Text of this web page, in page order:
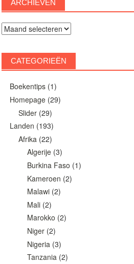
ARCHIEVEN
Archieven
CATEGORIEËN
Boekentips (1)
Homepage (29)
Slider (29)
Landen (193)
Afrika (22)
Algerije (3)
Burkina Faso (1)
Kameroen (2)
Malawi (2)
Mali (2)
Marokko (2)
Niger (2)
Nigeria (3)
Tanzania (2)